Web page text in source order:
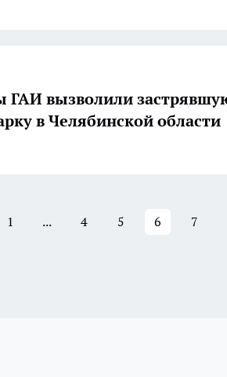
ГАИ вызволили
в Челябинской области
1 ... 4 5 6 7